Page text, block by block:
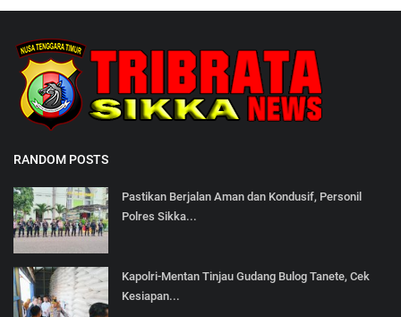
RANDOM POSTS
Pastikan Berjalan Aman dan Kondusif, Personil
Polres Sikka...
Kapolri-Mentan Tinjau Gudang Bulog Tanete, Cek
Kesiapan...